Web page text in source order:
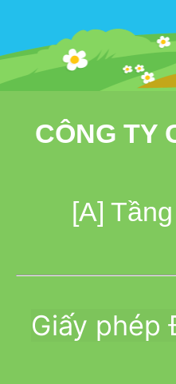
CÔNG TY
[A]
Giấy phép